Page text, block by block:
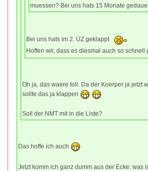
muessen? Bei uns hats 15 Monate
Bei uns hats im 2. ÜZ geklappt
Hoffen wir, dass es diesmal auch so schnell
Oh ja, das waere toll. Da der Koerper ja jetzt
sollte das ja klappen
Soll der NMT mit in die Liste?
Das hoffe ich auch
Jetzt komm ich ganz dumm aus der Ecke: was